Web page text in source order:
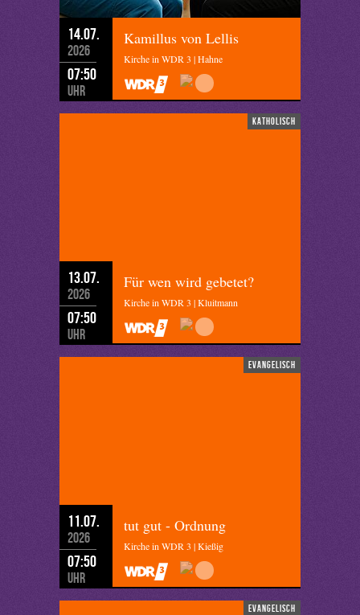
14.07.
2026
07:50
Uhr
Kamillus von Lellis
Kirche in WDR 3 | Hahne
katholisch
13.07.
2026
07:50
Uhr
Für wen wird gebetet?
Kirche in WDR 3 | Kluitmann
evangelisch
11.07.
2026
07:50
Uhr
tut gut - Ordnung
Kirche in WDR 3 | Kießig
evangelisch